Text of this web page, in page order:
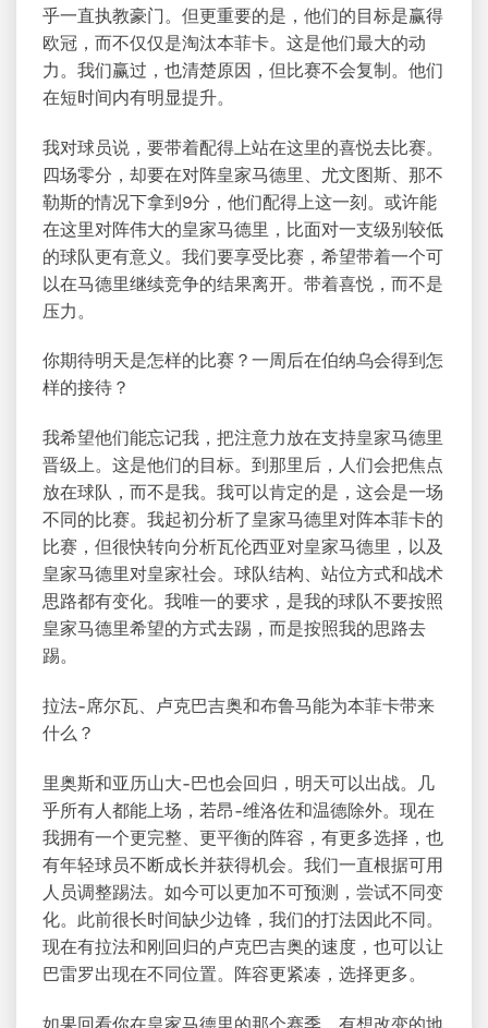
乎一直执教豪门。但更重要的是，他们的目标是赢得
欧冠，而不仅仅是淘汰本菲卡。这是他们最大的动
力。我们赢过，也清楚原因，但比赛不会复制。他们
在短时间内有明显提升。
我对球员说，要带着配得上站在这里的喜悦去比赛。
四场零分，却要在对阵皇家马德里、尤文图斯、那不
勒斯的情况下拿到9分，他们配得上这一刻。或许能
在这里对阵伟大的皇家马德里，比面对一支级别较低
的球队更有意义。我们要享受比赛，希望带着一个可
以在马德里继续竞争的结果离开。带着喜悦，而不是
压力。
你期待明天是怎样的比赛？一周后在伯纳乌会得到怎
样的接待？
我希望他们能忘记我，把注意力放在支持皇家马德里
晋级上。这是他们的目标。到那里后，人们会把焦点
放在球队，而不是我。我可以肯定的是，这会是一场
不同的比赛。我起初分析了皇家马德里对阵本菲卡的
比赛，但很快转向分析瓦伦西亚对皇家马德里，以及
皇家马德里对皇家社会。球队结构、站位方式和战术
思路都有变化。我唯一的要求，是我的球队不要按照
皇家马德里希望的方式去踢，而是按照我的思路去
踢。
拉法-席尔瓦、卢克巴吉奥和布鲁马能为本菲卡带来
什么？
里奥斯和亚历山大-巴也会回归，明天可以出战。几
乎所有人都能上场，若昂-维洛佐和温德除外。现在
我拥有一个更完整、更平衡的阵容，有更多选择，也
有年轻球员不断成长并获得机会。我们一直根据可用
人员调整踢法。如今可以更加不可预测，尝试不同变
化。此前很长时间缺少边锋，我们的打法因此不同。
现在有拉法和刚回归的卢克巴吉奥的速度，也可以让
巴雷罗出现在不同位置。阵容更紧凑，选择更多。
如果回看你在皇家马德里的那个赛季，有想改变的地